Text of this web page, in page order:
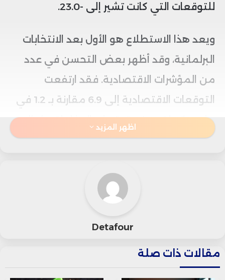
للتوقعات التي كانت تشير إلى -23.0.
ويعد هذا الاستطلاع هو الأول بعد الانتخابات
البرلمانية، وقد أظهر بعض التحسن في عدد
من المؤشرات الاقتصادية. فقد ارتفعت
التوقعات الاقتصادية إلى 6.9 مقارنة بـ 1.2 في
مارس، كما تحسنت توقعات الدخل لتصل إلى
-3.1 مقابل -5.4، وتراجعت درجة الاستعداد
رغم هذا التحسن الطفيف، شهد الميل للادخار
من جانبه، أشار رُوف بوركل، خبير المستهلك
اظهر المزيد
Detafour
مقالات ذات صلة